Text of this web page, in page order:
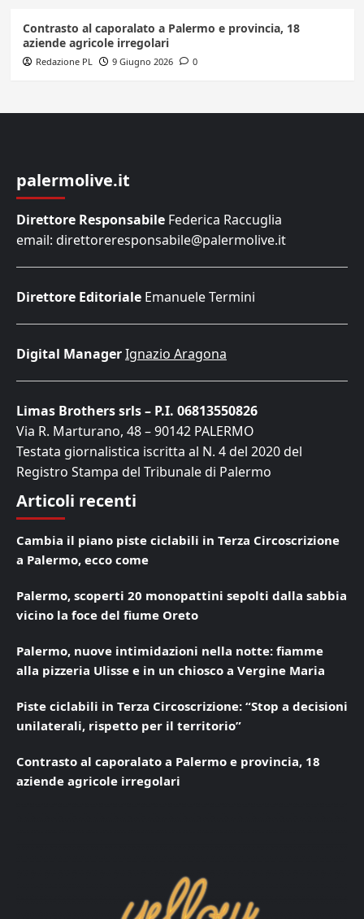
Contrasto al caporalato a Palermo e provincia, 18
aziende agricole irregolari
Redazione PL 9 Giugno 2026 0
palermolive.it
Direttore Responsabile Federica Raccuglia
email: direttoreresponsabile@palermolive.it
Direttore Editoriale Emanuele Termini
Digital ManagerIgnazio Aragona
Limas Brothers srls – P.I. 06813550826
Via R. Marturano, 48 – 90142 PALERMO
Testata giornalistica iscritta al N. 4 del 2020 del
Registro Stampa del Tribunale di Palermo
Articoli recenti
Cambia il piano piste ciclabili in Terza Circoscrizione
a Palermo, ecco come
Palermo, scoperti 20 monopattini sepolti dalla sabbia
vicino la foce del fiume Oreto
Palermo, nuove intimidazioni nella notte: fiamme
alla pizzeria Ulisse e in un chiosco a Vergine Maria
Piste ciclabili in Terza Circoscrizione: “Stop a decisioni
unilaterali, rispetto per il territorio”
Contrasto al caporalato a Palermo e provincia, 18
aziende agricole irregolari